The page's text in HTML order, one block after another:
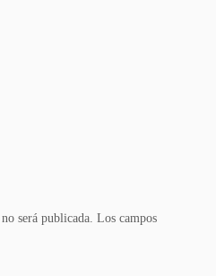
será publicada. Los campos